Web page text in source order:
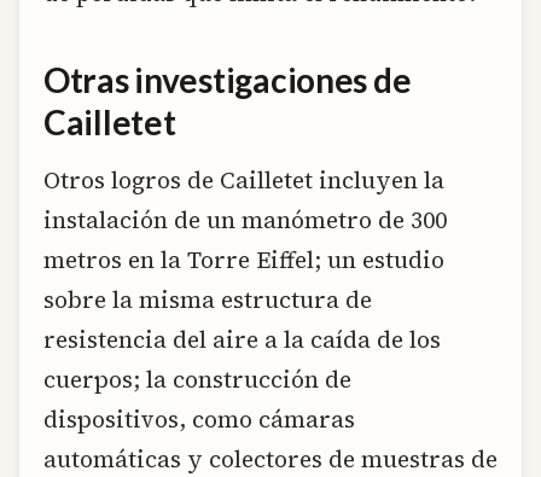
Otras investigaciones de
Cailletet
Otros logros de Cailletet incluyen la
instalación de un manómetro de 300
metros en la Torre Eiffel; un estudio
sobre la misma estructura de
resistencia del aire a la caída de los
cuerpos; la construcción de
dispositivos, como cámaras
automáticas y colectores de muestras de